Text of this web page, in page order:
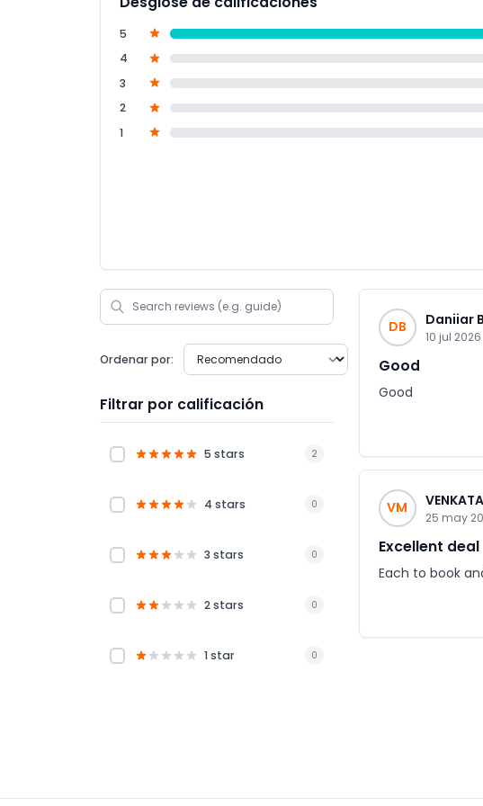
5
4
3
2
1
Ordenar por:
Filtrar por calificación
5 stars 2
4 stars 0
3 stars 0
2 stars 0
1 star 0
DB Daniiar
10 jul 2026
Good
Good
VM
25 may
Excellent deal
Each to book